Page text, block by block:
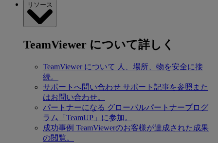
リソース
TeamViewer について詳しく
TeamViewer について 人、場所、物を安全に接
続。
サポートへ問い合わせ サポート記事を参照また
はお問い合わせ。
パートナーになる グローバルパートナープログ
ラム「TeamUP」に参加。
成功事例 TeamViewerのお客様が達成された成果
の閲覧。